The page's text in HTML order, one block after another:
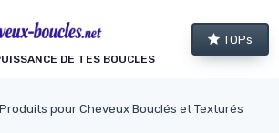
DE TES BOUCLES
TOPs
Produits pour Cheveux Bouclés et Texturés
des cookies